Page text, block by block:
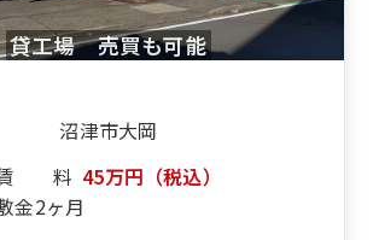
貸工場 売買も可能
沼津市大岡
料 45万円（税込）
金2ヶ月